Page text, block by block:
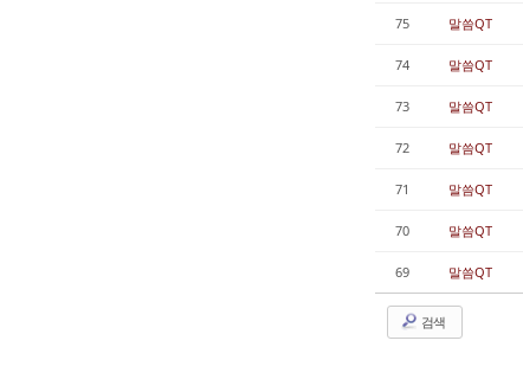
75 말씀QT
74 말씀QT
73 말씀QT
72 말씀QT
71 말씀QT
70 말씀QT
69 말씀QT
검색